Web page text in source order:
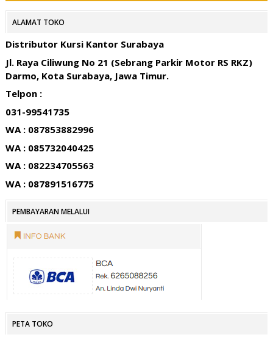
ALAMAT TOKO
Distributor Kursi Kantor Surabaya
Jl. Raya Ciliwung No 21 (Sebrang Parkir Motor RS RKZ)
Darmo, Kota Surabaya, Jawa Timur.
Telpon :
031-99541735
WA : 087853882996
WA : 085732040425
WA : 082234705563
WA : 087891516775
PEMBAYARAN MELALUI
PETA TOKO